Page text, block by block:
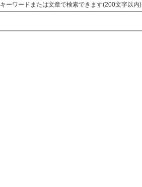
キーワードまたは文章で検索できます(200文字以内)